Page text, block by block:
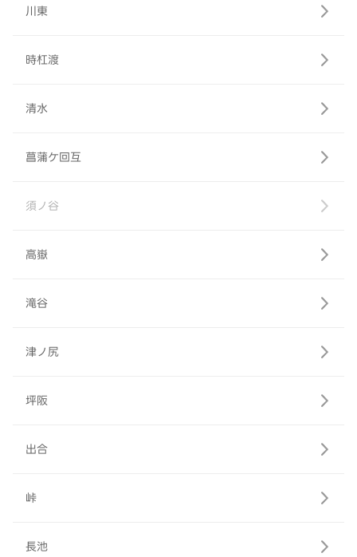
川東
時杠渡
清水
菖蒲ケ回互
須ノ谷
高嶽
滝谷
津ノ尻
坪阪
出合
峠
長池